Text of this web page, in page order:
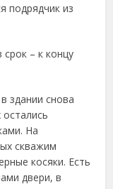
подрядчик из
– к концу
здании снова
На
скважим
косяки. Есть
двери, в